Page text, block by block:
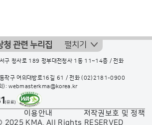
청 관련 누리집 펼치기
구 청사로 189 정부대전청사 1동 11~14층 / 전화
작구 여의대방로16길 61 / 전화(02)2181-0900
의): webmasterkma@korea.kr
이용안내
저작권보호 및 정책
KMA. All Rights RESERVED